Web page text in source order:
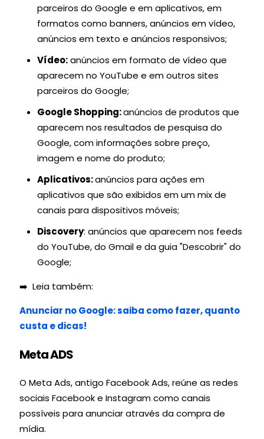
parceiros do Google e em aplicativos, em
formatos como banners, anúncios em vídeo,
anúncios em texto e anúncios responsivos;
Vídeo:anúncios em formato de vídeo que
aparecem no YouTube e em outros sites
parceiros do Google;
Google Shopping:anúncios de produtos que
aparecem nos resultados de pesquisa do
Google, com informações sobre preço,
imagem e nome do produto;
Aplicativos:anúncios para ações em
aplicativos que são exibidos em um mix de
canais para dispositivos móveis;
Discovery: anúncios que aparecem nos feeds
do YouTube, do Gmail e da guia "Descobrir" do
Google;
➡️ Leia também:
Anunciar no Google: saiba como fazer, quanto
custa e dicas!
Meta ADS
O Meta Ads, antigo Facebook Ads, reúne as redes
sociais Facebook e Instagram como canais
possíveis para anunciar através da compra de
mídia.